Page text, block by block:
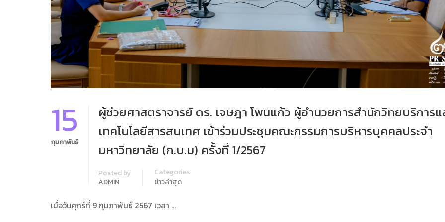
15
กุมภาพันธ์
ผู้ช่วยศาสตราจารย์ ดร. เจษฎา โพนแก้ว ผู้อำนวยการสำนักวิทยบริการแ
เทคโนโลยีสารสนเทศ เข้าร่วมประชุมคณะกรรมการบริหารบุคคลประจำ
มหาวิทยาลัย (ก.บ.ม) ครั้งที่ 1/2567
Posted by
ADMIN
Categories
ข่าวล่าสุด
เมื่อวันศุกร์ที่ 9 กุมภาพันธ์ 2567 เวลา …